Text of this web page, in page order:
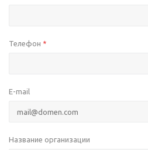
Телефон *
E-mail
Название организации